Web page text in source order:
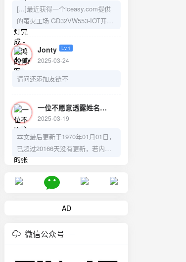
2024-11-10
[...]最近获得一个iceasy.com提供
的萤火工场 GD32VW553-IOT开发
版，本着写程序不是从Hello world
开始的吗？那单片机的第一个点灯
教程必须拿下。中间踩了点小坑，
好在折腾成功，教程已写好。
https://cmsblog.cn/1452.html总结
后用TTL-usb的下载器烧固件。[...]
Jonty Lv.1
2025-03-24
请问还添加友链不
一位不愿意透露姓名的张先生
2025-03-19
本文最后更新于1970年01月01日，
已超过20166天没有更新，若内容
或图片失效，请留言反馈。
AD
微信公众号